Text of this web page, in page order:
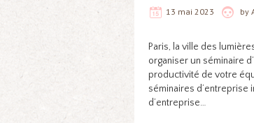
13 mai 2023 by
Paris, la ville des
organiser un séminaire
productivité de votre
séminaires d’entreprise
d’entreprise…